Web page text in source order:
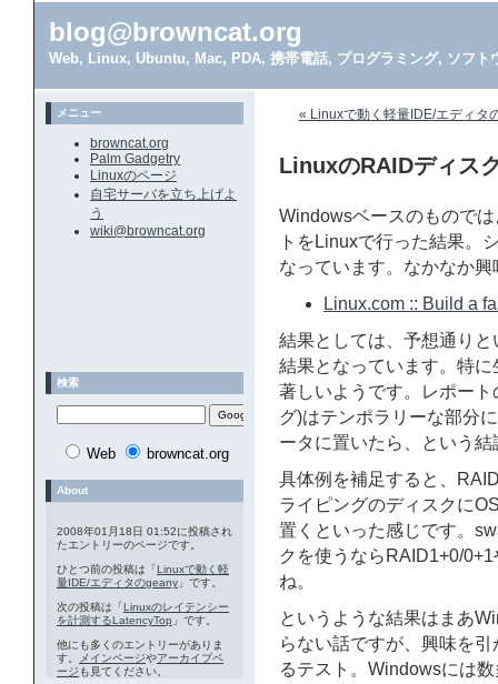
blog@browncat.org
Web, Linux, Ubuntu, Mac, PDA, 携帯電話, プログラミング, ソフト
« Linuxで動く軽量IDE/エディタ
LinuxのRAIDディス
Windowsベースのもので
トをLinuxで行った結果。
なっています。なかなか
Linux.com :: Build a
結果としては、予想通り
結果となっています。特
著しいようです。レポー
グ)はテンポラリーな部分
ータに置いたら、という結
具体例を補足すると、
ライピングのディスクに
置くといった感じです。
クを使うならRAID1+0/
ね。
というような結果はまあ
らない話ですが、興味を
るテスト。Windowsには
メニュー
browncat.org
Palm Gadgetry
Linuxのページ
自宅サーバを立ち上げよ
う
wiki@browncat.org
検索
Web browncat.org
About
2008年01月18日 01:52に投稿され
たエントリーのページです。
ひとつ前の投稿は「Linuxで動く軽
量IDE/エディタのgeany 」です。
次の投稿は「Linuxのレイテンシー
を計測するLatencyTop 」です。
他にも多くのエントリーがありま
す。
メインページやアーカイブペ
ージ も見てください。